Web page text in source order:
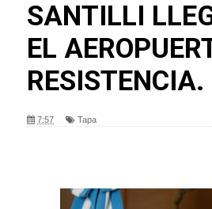
SANTILLI
EL
RESISTENCIA.
7:57 Tapa